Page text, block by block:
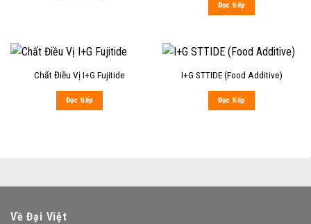
Đọc tiếp
Chất Điều Vị I+G Fujitide
Đọc tiếp
I+G STTIDE (Food Additive)
Đọc tiếp
Về Đại Việt